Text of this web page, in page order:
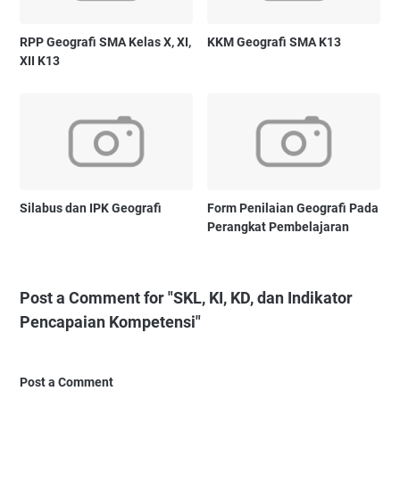
RPP Geografi SMA Kelas X, XI,
XII K13
KKM Geografi SMA K13
Silabus dan IPK Geografi
Form Penilaian Geografi Pada
Perangkat Pembelajaran
Post a Comment for "SKL, KI, KD, dan Indikator
Pencapaian Kompetensi"
Post a Comment